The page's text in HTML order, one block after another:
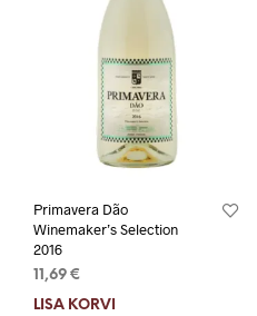
Primavera Dão
Winemaker’s Selection
2016
11,69 €
LISA KORVI